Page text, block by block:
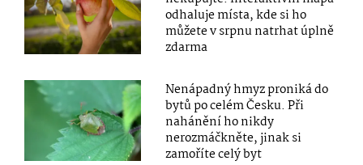
odhaluje místa, kde si ho
můžete v srpnu natrhat úplně
zdarma
Nenápadný hmyz proniká do
bytů po celém Česku. Při
nahánění ho nikdy
nerozmáčkněte, jinak si
zamoříte celý byt